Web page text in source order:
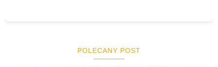
POLECANY POST